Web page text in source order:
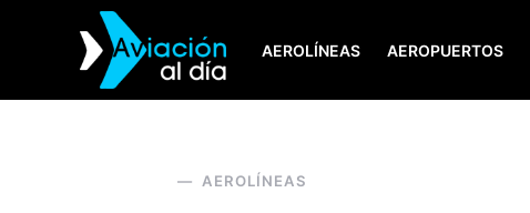
AEROLÍNEAS AEROPUERTOS
SEARCH FOR:
AEROLÍNEAS